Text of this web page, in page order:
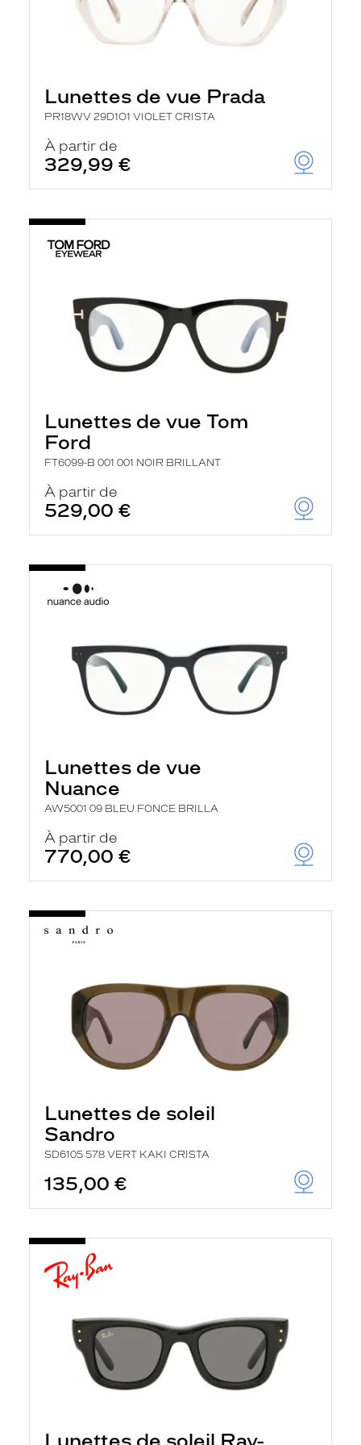
Lunettes de vue Prada
PR18WV 29D1O1 VIOLET CRISTA
À partir de
329,99 €
Lunettes de vue Tom
Ford
FT6099-B 001 001 NOIR BRILLANT
À partir de
529,00 €
Lunettes de vue
Nuance
AW5001 09 BLEU FONCE BRILLA
À partir de
770,00 €
Lunettes de soleil
Sandro
SD6105 578 VERT KAKI CRISTA
135,00 €